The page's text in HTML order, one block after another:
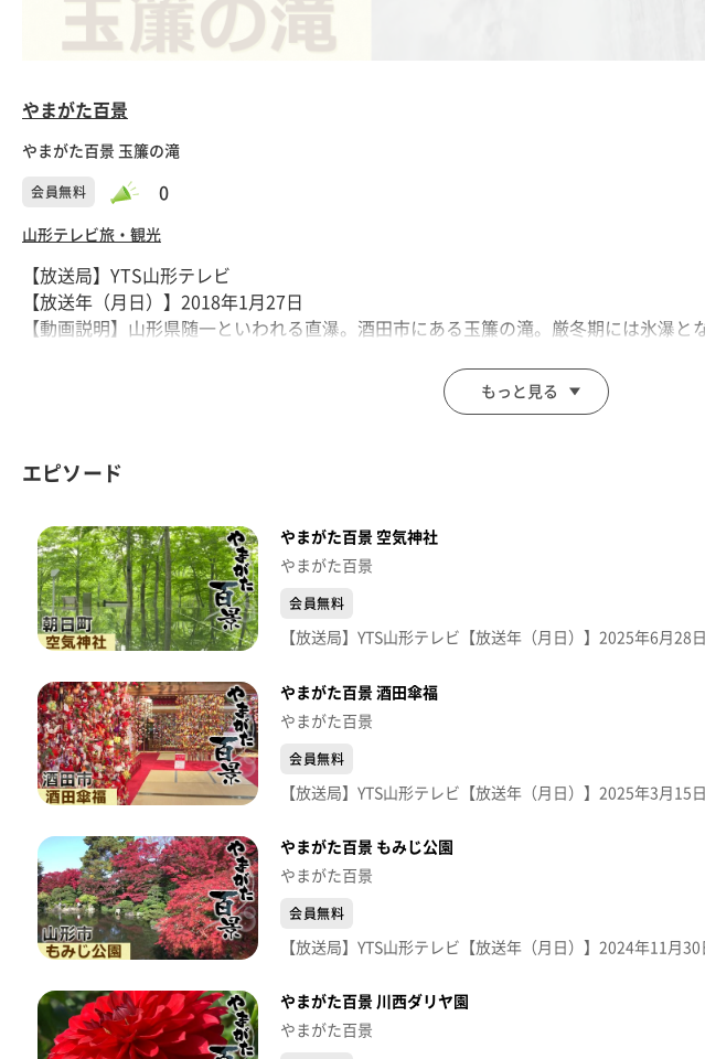
やまがた百景
やまがた百景 玉簾の滝
会員無料 0
山形テレビ旅・観光
【放送局】YTS山形テレビ
【放送年（月日）】2018年1月27日
【動画説明】山形県随一といわれる直瀑。酒田市にある玉簾の滝。厳冬期には氷瀑と
もっと見る
エピソード
やまがた百景 空気神社
やまがた百景
会員無料
やまがた百景 酒田傘福
やまがた百景
会員無料
やまがた百景 もみじ公園
やまがた百景
会員無料
やまがた百景 川西ダリヤ園
やまがた百景